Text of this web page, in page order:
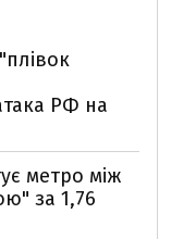
РФ на
метро між
за 1,76